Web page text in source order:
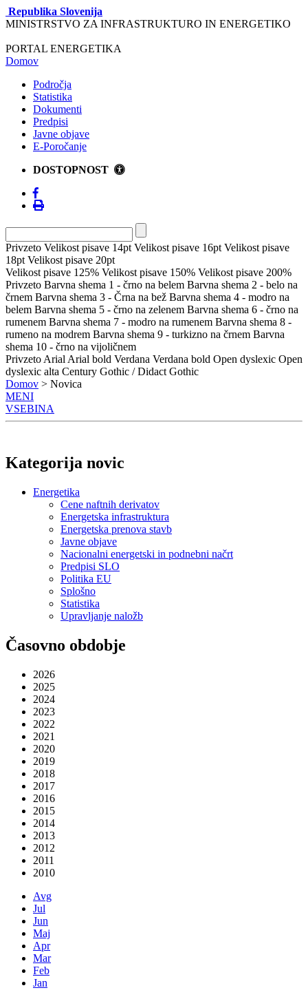
Republika Slovenija
MINISTRSTVO ZA INFRASTRUKTURO IN ENERGETIKO
PORTAL ENERGETIKA
Domov
Področja
Statistika
Dokumenti
Predpisi
Javne objave
E-Poročanje
DOSTOPNOST
Privzeto Velikost pisave 14pt Velikost pisave 16pt Velikost pisave
18pt Velikost pisave 20pt
Velikost pisave 125% Velikost pisave 150% Velikost pisave 200%
Privzeto Barvna shema 1 - črno na belem Barvna shema 2 - belo na
črnem Barvna shema 3 - Črna na bež Barvna shema 4 - modro na
belem Barvna shema 5 - črno na zelenem Barvna shema 6 - črno na
rumenem Barvna shema 7 - modro na rumenem Barvna shema 8 -
rumeno na modrem Barvna shema 9 - turkizno na črnem Barvna
shema 10 - črno na vijoličnem
Privzeto Arial Arial bold Verdana Verdana bold Open dyslexic Open
dyslexic alta Century Gothic / Didact Gothic
Domov > Novica
MENI
VSEBINA
Kategorija novic
Energetika
Cene naftnih derivatov
Energetska infrastruktura
Energetska prenova stavb
Javne objave
Nacionalni energetski in podnebni načrt
Predpisi SLO
Politika EU
Splošno
Statistika
Upravljanje naložb
Časovno obdobje
2026
2025
2024
2023
2022
2021
2020
2019
2018
2017
2016
2015
2014
2013
2012
2011
2010
Avg
Jul
Jun
Maj
Apr
Mar
Feb
Jan